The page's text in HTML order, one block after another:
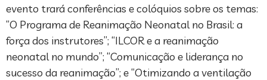
evento trará conferências e colóquios sobre os temas:
“O Programa de Reanimação Neonatal no Brasil: a
força dos instrutores”; “ILCOR e a reanimação
neonatal no mundo”; “Comunicação e liderança no
sucesso da reanimação”; e “Otimizando a ventilação